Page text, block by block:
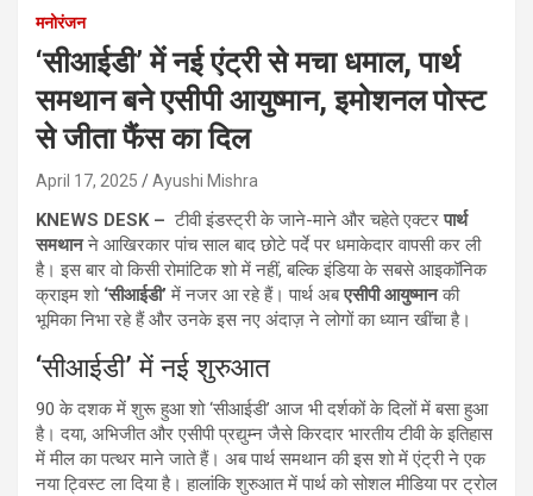
मनोरंजन
‘सीआईडी’ में नई एंट्री से मचा धमाल, पार्थ
समथान बने एसीपी आयुष्मान, इमोशनल पोस्ट
से जीता फैंस का दिल
April 17, 2025 Ayushi Mishra
KNEWS DESK – टीवी इंडस्ट्री के जाने-माने और चहेते एक्टरपार्थ
समथानने आखिरकार पांच साल बाद छोटे पर्दे पर धमाकेदार वापसी कर ली
है। इस बार वो किसी रोमांटिक शो में नहीं, बल्कि इंडिया के सबसे आइकॉनिक
क्राइम शो ‘सीआईडी’ में नजर आ रहे हैं। पार्थ अबएसीपी आयुष्मानकी
भूमिका निभा रहे हैं और उनके इस नए अंदाज़ ने लोगों का ध्यान खींचा है।
‘सीआईडी’ में नई शुरुआत
90 के दशक में शुरू हुआ शो ‘सीआईडी’ आज भी दर्शकों के दिलों में बसा हुआ
है। दया, अभिजीत और एसीपी प्रद्युम्न जैसे किरदार भारतीय टीवी के इतिहास
में मील का पत्थर माने जाते हैं। अब पार्थ समथान की इस शो में एंट्री ने एक
नया ट्विस्ट ला दिया है। हालांकि शुरुआत में पार्थ को सोशल मीडिया पर ट्रोल